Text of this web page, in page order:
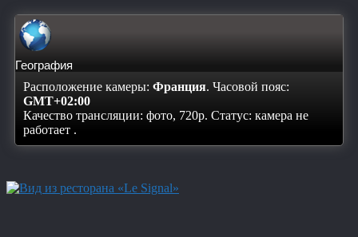
География
Расположение камеры: Франция. Часовой пояс:
GMT+02:00
Качество трансляции: фото, 720p. Статус: камера не
работает .